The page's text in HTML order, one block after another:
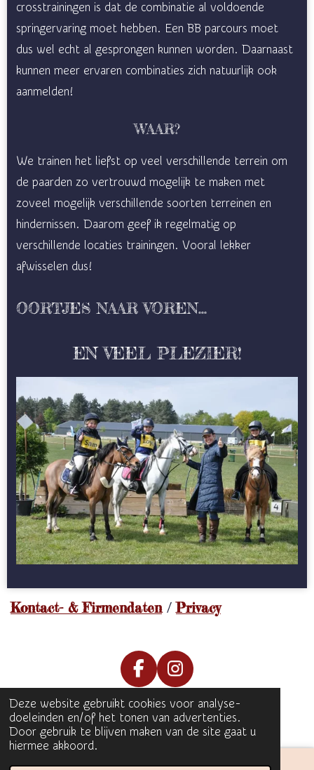
Deze website gebruikt cookies voor analyse-
doeleinden en/of het tonen van advertenties.
Door gebruik te blijven maken van de site gaat u
hiermee akkoord.
crosstrainingen is dat de combinatie al voldoende
springervaring moet hebben. Een BB parcours moet
dus wel echt al gesprongen kunnen worden. Daarnaast
kunnen meer ervaren combinaties zich natuurlijk ook
aanmelden!
WAAR?
We trainen het liefst op veel verschillende terrein om
de paarden zo vertrouwd mogelijk te maken met
zoveel mogelijk verschillende soorten terreinen en
hindernissen. Daarom geef ik regelmatig op
verschillende locaties trainingen. Vooral lekker
afwisselen dus!
OORTJES NAAR VOREN...
EN VEEL PLEZIER!
Kontact- & Firmendaten/Privacy
F
a
c
e
I
n
s
t
© 2025 Eventing Plus